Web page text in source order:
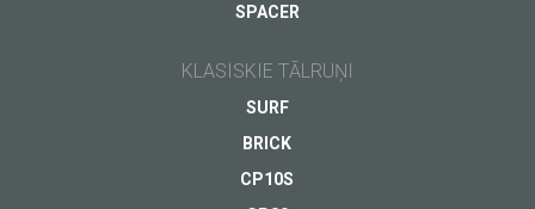
SPACER
KLASISKIE TĀLRUŅI
SURF
BRICK
CP10S